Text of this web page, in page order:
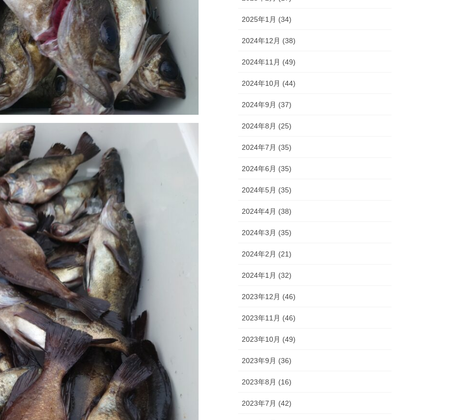
2025年1月 (34)
2024年12月 (38)
2024年11月 (49)
2024年10月 (44)
2024年9月 (37)
2024年8月 (25)
2024年7月 (35)
2024年6月 (35)
2024年5月 (35)
2024年4月 (38)
2024年3月 (35)
2024年2月 (21)
2024年1月 (32)
2023年12月 (46)
2023年11月 (46)
2023年10月 (49)
2023年9月 (36)
2023年8月 (16)
2023年7月 (42)